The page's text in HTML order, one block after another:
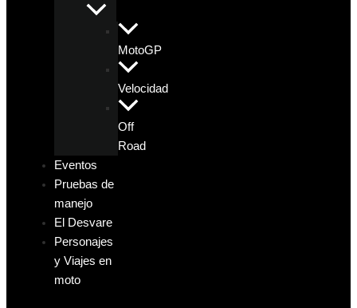
MotoGP
Velocidad
Off
Road
Eventos
Pruebas de
manejo
El Desvare
Personajes
y Viajes en
moto